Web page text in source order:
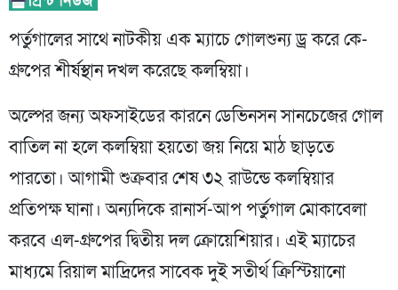
পর্তুগালের সাথে নাটকীয় এক ম্যাচে গোলশুন্য ড্র করে কে-
গ্রুপের শীর্ষস্থান দখল করেছে কলম্বিয়া।
অল্পের জন্য অফসাইডের কারনে ডেভিনসন সানচেজের গোল
বাতিল না হলে কলম্বিয়া হয়তো জয় নিয়ে মাঠ ছাড়তে
পারতো। আগামী শুক্রবার শেষ ৩২ রাউন্ডে কলম্বিয়ার
প্রতিপক্ষ ঘানা। অন্যদিকে রানার্স-আপ পর্তুগাল মোকাবেলা
করবে এল-গ্রুপের দ্বিতীয় দল ক্রোয়েশিয়ার। এই ম্যাচের
মাধ্যমে রিয়াল মাদ্রিদের সাবেক দুই সতীর্থ ক্রিস্টিয়ানো